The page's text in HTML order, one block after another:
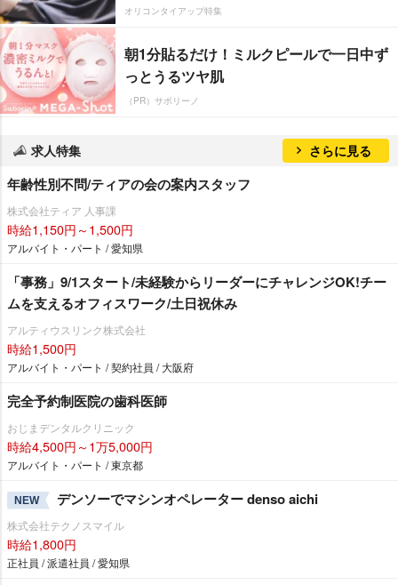
オリコンタイアップ特集
朝1分貼るだけ！ミルクピールで一日中ず
っとうるツヤ肌
（PR）サボリーノ
求人特集 さらに見る
年齢性別不問/ティアの会の案内スタッフ
株式会社ティア 人事課
時給1,150円～1,500円
アルバイト・パート / 愛知県
「事務」9/1スタート/未経験からリーダーにチャレンジOK!チー
ムを支えるオフィスワーク/土日祝休み
アルティウスリンク株式会社
時給1,500円
アルバイト・パート / 契約社員 / 大阪府
完全予約制医院の歯科医師
おじまデンタルクリニック
時給4,500円～1万5,000円
アルバイト・パート / 東京都
NEW デンソーでマシンオペレーター denso aichi
株式会社テクノスマイル
時給1,800円
正社員 / 派遣社員 / 愛知県